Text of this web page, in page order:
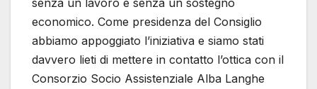
economico. Come presidenza del Consiglio
abbiamo appoggiato l’iniziativa e siamo stati
davvero lieti di mettere in contatto l’ottica con il
Consorzio Socio Assistenziale Alba Langhe